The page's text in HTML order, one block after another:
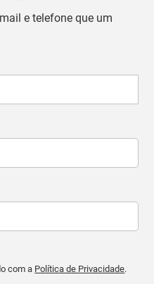
e telefone que um
com a Política de Privacidade.